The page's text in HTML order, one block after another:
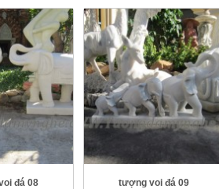
đá 08 tượng voi đá 09